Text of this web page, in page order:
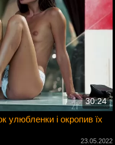
30:24
улюбленки і окропив їх
23.05.2022